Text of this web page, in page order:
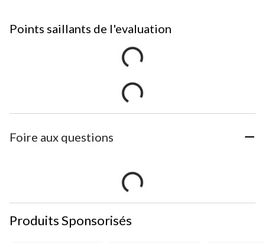
Points saillants de l'evaluation
Foire aux questions
Produits Sponsorisés